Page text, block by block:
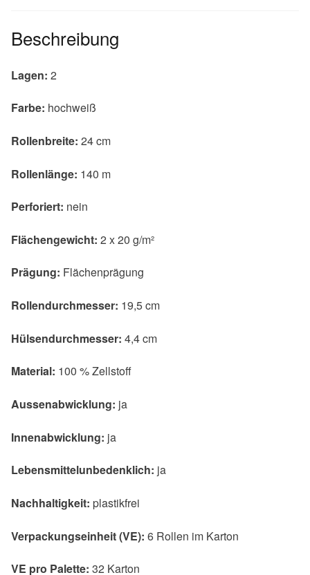
Beschreibung
Lagen: 2
Farbe: hochweiß
Rollenbreite: 24 cm
Rollenlänge: 140 m
Perforiert: nein
Flächengewicht: 2 x 20 g/m²
Prägung: Flächenprägung
Rollendurchmesser: 19,5 cm
Hülsendurchmesser: 4,4 cm
Material: 100 % Zellstoff
Aussenabwicklung: ja
Innenabwicklung: ja
Lebensmittelunbedenklich: ja
Nachhaltigkeit: plastikfrei
Verpackungseinheit (VE): 6 Rollen im Karton
VE pro Palette: 32 Karton